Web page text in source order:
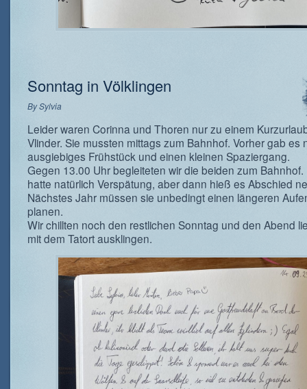
Sonntag in Völklingen
BySylvia
Leider waren Corinna und Thoren nur zu einem
Vlinder. Sie mussten mittags zum Bahnhof. Vorher gab es
ausgiebiges Frühstück und einen kleinen Spaziergang.
Gegen 13.00 Uhr begleiteten wir die beiden zum Bahnhof.
hatte natürlich Verspätung, aber dann hieß es Abschied
Nächstes Jahr müssen sie unbedingt einen längeren
planen.
Wir chillten noch den restlichen Sonntag und den Abend
mit dem Tatort ausklingen.